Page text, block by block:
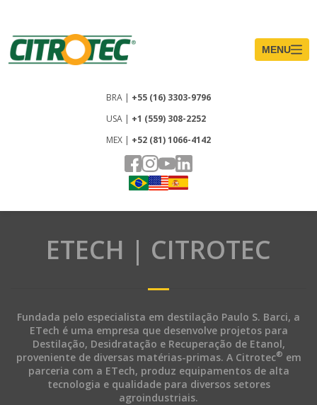
ETECH | CITROTEC
Fundada pelo especialista em destilação Paulo S. Barci, a
ETech é uma empresa que desenvolve projetos para
Destilação, Desidratação e Recuperação de Etanol,
proveniente de diversas matérias-primas. A Citrotec® em
parceria com a ETech, produz equipamentos de alta
tecnologia e qualidade para diversos setores
agroindustriais.